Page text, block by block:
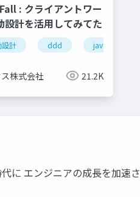
ダクトマネージャー
: クライアントワー
設計を活用してみてた
設計 ddd java
株式会社 21.2K
エンジニアの成長を加速